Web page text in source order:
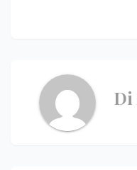
Di